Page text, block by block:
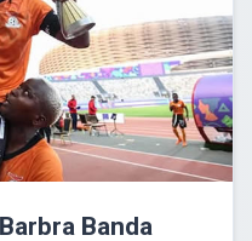
Banda